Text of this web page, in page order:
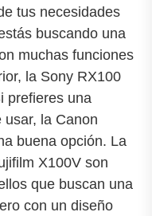
tus necesidades
buscando una
muchas funciones
la Sony RX100
prefieres una
la Canon
buena opción. La
X100V son
que buscan una
con un diseño